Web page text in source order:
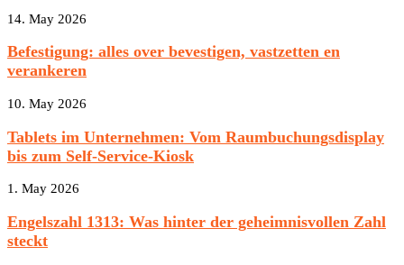
14. May 2026
Befestigung: alles over bevestigen, vastzetten en
verankeren
10. May 2026
Tablets im Unternehmen: Vom Raumbuchungsdisplay
bis zum Self-Service-Kiosk
1. May 2026
Engelszahl 1313: Was hinter der geheimnisvollen Zahl
steckt